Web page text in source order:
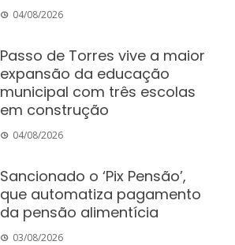
04/08/2026
Passo de Torres vive a maior
expansão da educação
municipal com três escolas
em construção
04/08/2026
Sancionado o ‘Pix Pensão’,
que automatiza pagamento
da pensão alimentícia
03/08/2026